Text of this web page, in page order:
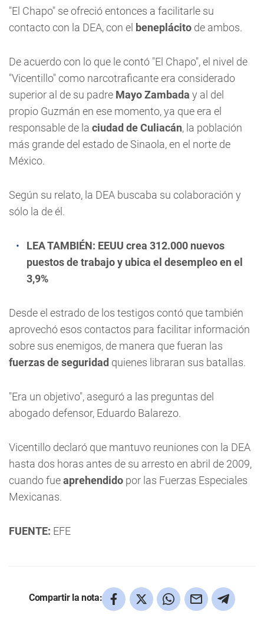
"El Chapo" se ofreció entonces a facilitarle su
contacto con la DEA, con el beneplácito de ambos.
De acuerdo con lo que le contó "El Chapo", el nivel de
"Vicentillo" como narcotraficante era considerado
superior al de su padre Mayo Zambada y al del
propio Guzmán en ese momento, ya que era el
responsable de la ciudad de Culiacán, la población
más grande del estado de Sinaola, en el norte de
México.
Según su relato, la DEA buscaba su colaboración y
sólo la de él.
LEA TAMBIÉN: EEUU crea 312.000 nuevos
puestos de trabajo y ubica el desempleo en el
3,9%
Desde el estrado de los testigos contó que también
aprovechó esos contactos para facilitar información
sobre sus enemigos, de manera que fueran las
fuerzas de seguridad quienes libraran sus batallas.
"Era un objetivo", aseguró a las preguntas del
abogado defensor, Eduardo Balarezo.
Vicentillo declaró que mantuvo reuniones con la DEA
hasta dos horas antes de su arresto en abril de 2009,
cuando fueaprehendido por las Fuerzas Especiales
Mexicanas.
FUENTE: EFE
Compartir la nota: